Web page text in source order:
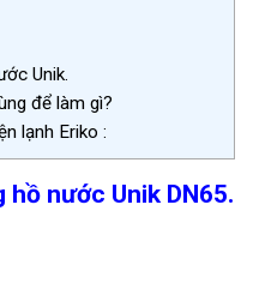
Unik.
để làm gì?
lạnh Eriko :
nước Unik DN65.